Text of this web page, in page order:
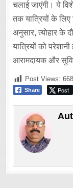
चलाई जाएंगी। ये
तक यात्रियों के लिए
अनुसार, त्योहार के
यात्रियों को
आरामदायक और
Post Views: 668
Share Post